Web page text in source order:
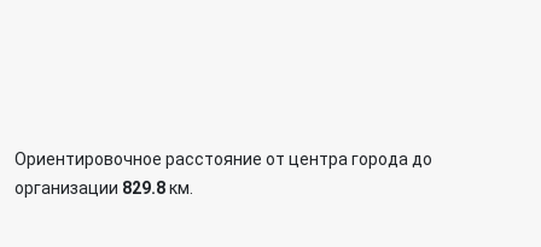
Ориентировочное расстояние от центра города до
организации 829.8км.